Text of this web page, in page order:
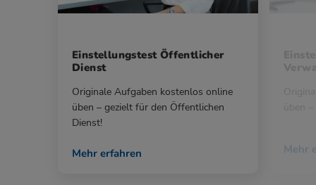
Einstellungstest Öffentlicher
Dienst
Originale Aufgaben kostenlos online
üben – gezielt für den Öffentlichen
Dienst!
Mehr erfahren Mehr